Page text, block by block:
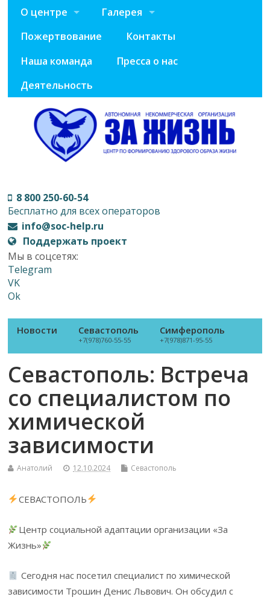
О центре
Галерея
Пожертвование
Контакты
Наша команда
Пресса о нас
Деятельность
8 800 250-60-54
Бесплатно для всех операторов
info@soc-help.ru
Поддержать проект
Мы в соцсетях:
Telegram
VK
Ok
Новости Севастополь
+7(978)760-55-55
Симферополь
+7(978)871-95-55
Севастополь: Встреча
со специалистом по
химической
зависимости
Анатолий 12.10.2024 Севастополь
СЕВАСТОПОЛЬ
Центр социальной адаптации организации «За
Жизнь»
Сегодня нас посетил специалист по химической
зависимости Трошин Денис Львович. Он обсудил с